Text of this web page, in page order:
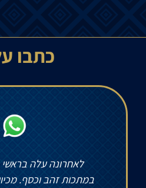
כתבו
לאחרונה עלה בראשי
במתכות זהב וכסף.